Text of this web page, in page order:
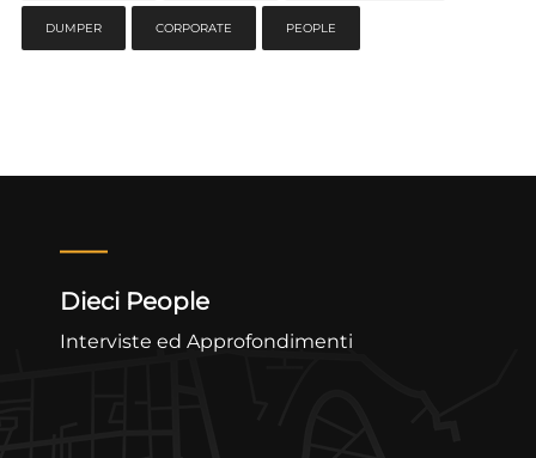
DUMPER CORPORATE PEOPLE
Dieci People
Interviste ed Approfondimenti